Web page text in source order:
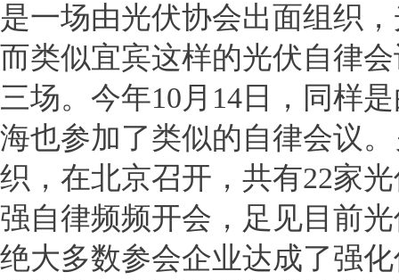
是一场由光伏协会出面组织
而类似宜宾这样的光伏自律
三场。今年10月14日，同样
海也参加了类似的自律会议
织，在北京召开，共有22家
强自律频频开会，足见目前
绝大多数参会企业达成了强